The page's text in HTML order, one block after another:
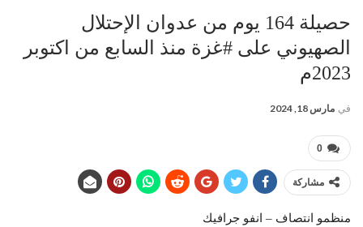
حصيلة 164 يوم من عدوان الإحتلال
الصهيوني على #غزة منذ السابع من اكتوبر
2023م
في مارس 18, 2024
0
مشاركة
منظمو انتصاف – انفو جرافيك